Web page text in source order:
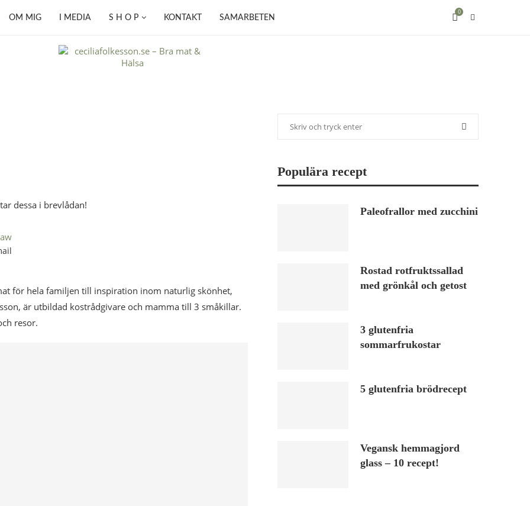
OM MIG I MEDIA S H O P KONTAKT SAMARBETEN
0
dessa i brevlådan!
för hela familjen till inspiration inom naturlig skönhet,
är utbildad kostrådgivare och mamma till 3 småkillar.
resor.
Populära recept
Paleofrallor med zucchini
Rostad rotfruktssallad
med grönkål och getost
3 glutenfria
sommarfrukostar
5 glutenfria brödrecept
Vegansk hemmagjord
glass – 10 recept!